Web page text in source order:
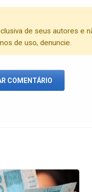
de seus autores e
de uso, denuncie.
COMENTÁRIO